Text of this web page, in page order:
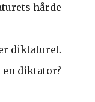
hårde
diktaturet.
diktator?